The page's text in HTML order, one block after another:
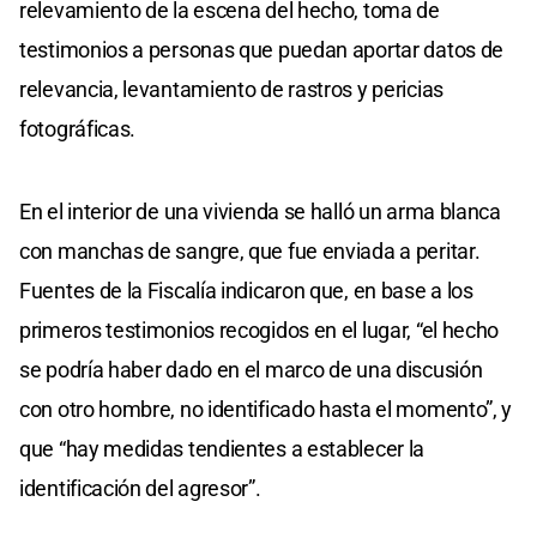
relevamiento de la escena del hecho, toma de
testimonios a personas que puedan aportar datos de
relevancia, levantamiento de rastros y pericias
fotográficas.
En el interior de una vivienda se halló un arma blanca
con manchas de sangre, que fue enviada a peritar.
Fuentes de la Fiscalía indicaron que, en base a los
primeros testimonios recogidos en el lugar, “el hecho
se podría haber dado en el marco de una discusión
con otro hombre, no identificado hasta el momento”, y
que “hay medidas tendientes a establecer la
identificación del agresor”.